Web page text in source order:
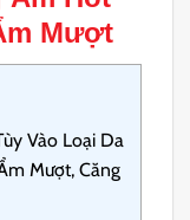
Mượt
Vào Loại Da
Mượt, Căng